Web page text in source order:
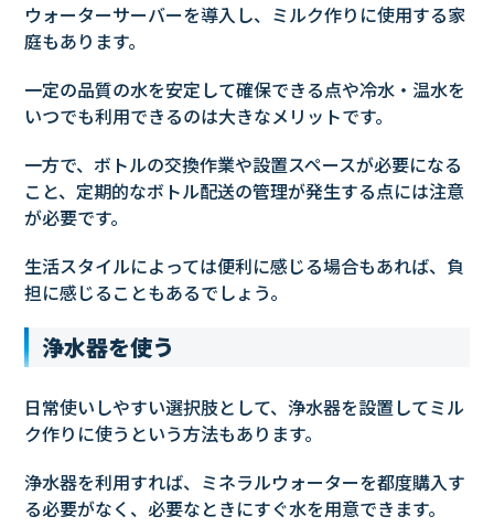
ウォーターサーバーを導入し、ミルク作りに使用する家
庭もあります。
一定の品質の水を安定して確保できる点や冷水・温水を
いつでも利用できるのは大きなメリットです。
一方で、ボトルの交換作業や設置スペースが必要になる
こと、定期的なボトル配送の管理が発生する点には注意
が必要です。
生活スタイルによっては便利に感じる場合もあれば、負
担に感じることもあるでしょう。
浄水器を使う
日常使いしやすい選択肢として、浄水器を設置してミル
ク作りに使うという方法もあります。
浄水器を利用すれば、ミネラルウォーターを都度購入す
る必要がなく、必要なときにすぐ水を用意できます。